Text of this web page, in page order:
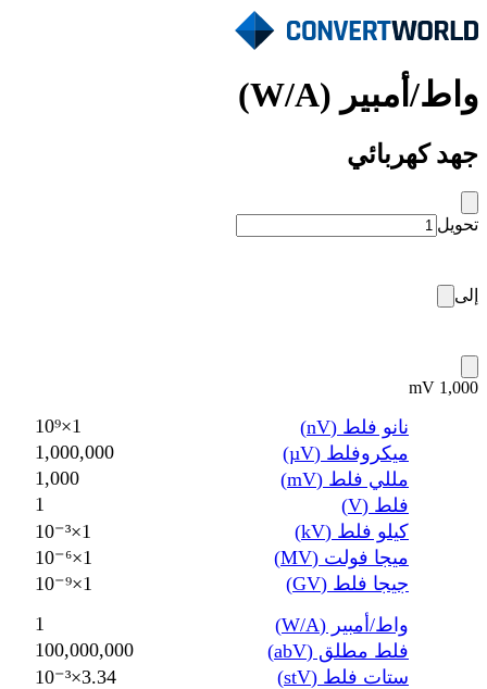
واط/أمبير (W/A)
جهد كهربائي
تحويل
إلى
1,000 mV
نانو فلط (nV)
1×10⁹
ميكروفلط (µV)
1,000,000
مللي فلط (mV)
1,000
فلط (V)
1
كيلو فلط (kV)
1×10⁻³
ميجا فولت (MV)
1×10⁻⁶
جيجا فلط (GV)
1×10⁻⁹
واط/أمبير (W/A)
1
فلط مطلق (abV)
100,000,000
ستات فلط (stV)
3.34×10⁻³